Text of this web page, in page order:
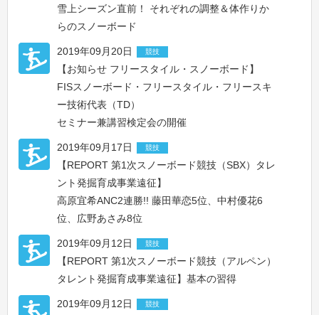
雪上シーズン直前！ それぞれの調整＆体作りか
らのスノーボード
2019年09月20日 競技
【お知らせ フリースタイル・スノーボード】
FISスノーボード・フリースタイル・フリースキ
ー技術代表（TD）
セミナー兼講習検定会の開催
2019年09月17日 競技
【REPORT 第1次スノーボード競技（SBX）タレ
ント発掘育成事業遠征】
高原宜希ANC2連勝!! 藤田華恋5位、中村優花6
位、広野あさみ8位
2019年09月12日 競技
【REPORT 第1次スノーボード競技（アルペン）
タレント発掘育成事業遠征】基本の習得
2019年09月12日 競技